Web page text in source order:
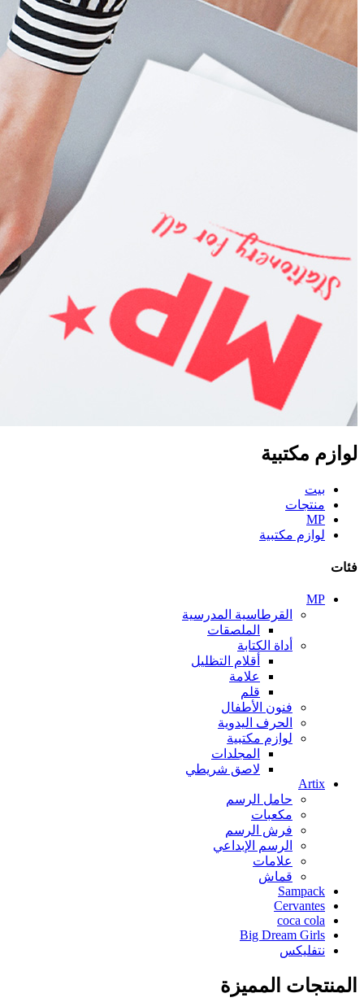
لوازم مكتبية
بيت
منتجات
MP
لوازم مكتبية
فئات
MP
القرطاسية المدرسية
الملصقات
أداة الكتابة
أقلام التظليل
علامة
قلم
فنون الأطفال
الحرف اليدوية
لوازم مكتبية
المجلدات
لاصق شريطي
Artix
حامل الرسم
مكعبات
فرش الرسم
الرسم الإبداعي
علامات
قماش
Sampack
Cervantes
coca cola
Big Dream Girls
نتفليكس
المنتجات المميزة